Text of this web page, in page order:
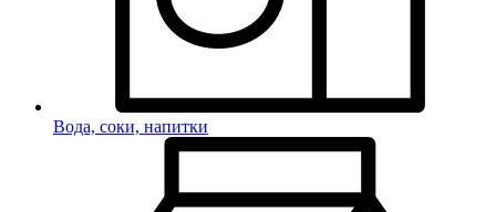
Вода, соки, напитки